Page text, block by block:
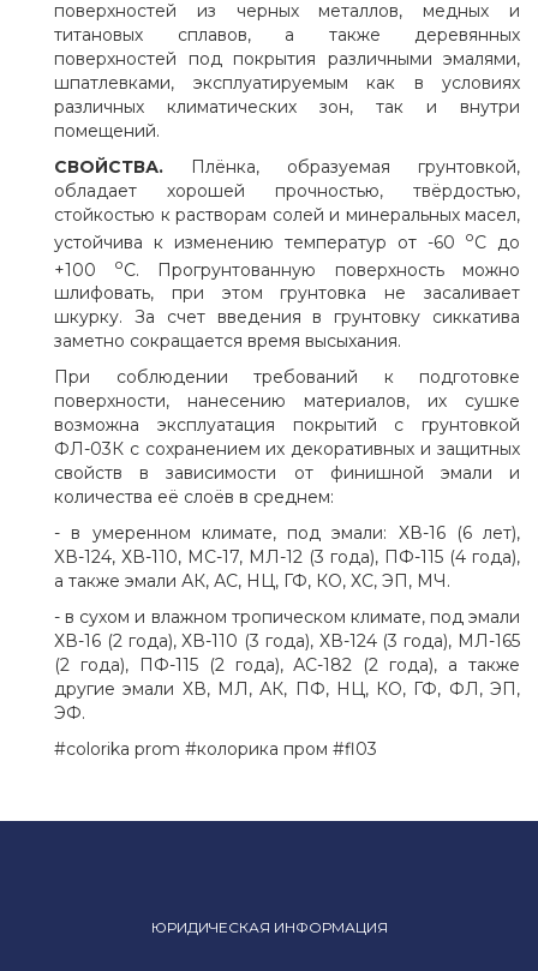
поверхностей из черных металлов, медных и
титановых сплавов, а также деревянных
поверхностей под покрытия различными эмалями,
шпатлевками, эксплуатируемым как в условиях
различных климатических зон, так и внутри
помещений.
СВОЙСТВА. Плёнка, образуемая грунтовкой,
обладает хорошей прочностью, твёрдостью,
стойкостью к растворам солей и минеральных масел,
устойчива к изменению температур от -60
оС до
+100
оС. Прогрунтованную поверхность можно
шлифовать, при этом грунтовка не засаливает
шкурку. За счет введения в грунтовку сиккатива
заметно сокращается время высыхания.
При соблюдении требований к подготовке
поверхности, нанесению материалов, их сушке
возможна эксплуатация покрытий с грунтовкой
ФЛ-03К с сохранением их декоративных и защитных
свойств в зависимости от финишной эмали и
количества её слоёв в среднем:
- в умеренном климате, под эмали: ХВ-16 (6 лет),
ХВ-124, ХВ-110, МС-17, МЛ-12 (3 года), ПФ-115 (4 года),
а также эмали АК, АС, НЦ, ГФ, КО, ХС, ЭП, МЧ.
- в сухом и влажном тропическом климате, под эмали
ХВ-16 (2 года), ХВ-110 (3 года), ХВ-124 (3 года), МЛ-165
(2 года), ПФ-115 (2 года), АС-182 (2 года), а также
другие эмали ХВ, МЛ, АК, ПФ, НЦ, КО, ГФ, ФЛ, ЭП,
ЭФ.
#colorika prom #колорика пром #fl03
ЮРИДИЧЕСКАЯ ИНФОРМАЦИЯ